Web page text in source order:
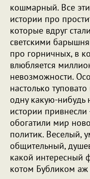
кошмарный. Все эти
истории про
которые вдруг стали
светскими
про горничных, в
влюбляется
невозможности.
настолько
одну какую-
истории привнесли
обогатили мир
политик. Веселый,
общительный,
какой интересный
котом Бубликом